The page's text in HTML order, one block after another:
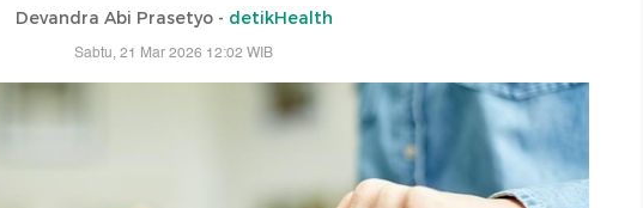
Devandra Abi Prasetyo - detikHealth
Sabtu, 21 Mar 2026 12:02 WIB